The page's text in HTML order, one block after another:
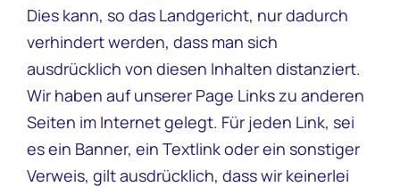
Dies kann, so das Landgericht, nur dadurch
verhindert werden, dass man sich
ausdrücklich von diesen Inhalten distanziert.
Wir haben auf unserer Page Links zu anderen
Seiten im Internet gelegt. Für jeden Link, sei
es ein Banner, ein Textlink oder ein sonstiger
Verweis, gilt ausdrücklich, dass wir keinerlei